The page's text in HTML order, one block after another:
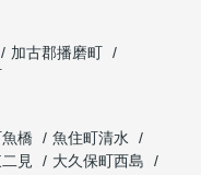
加古郡播磨町
橋
魚住町清水
見
大久保町西島